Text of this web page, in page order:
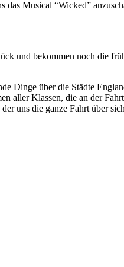
Musical “Wicked”
und bekommen noch die
Dinge über die Städte
aller Klassen, die an der
uns die ganze Fahrt über